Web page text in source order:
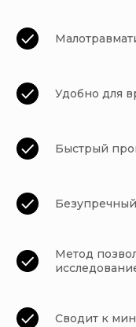
Удобно для
Быстрый
Метод
Сводит к